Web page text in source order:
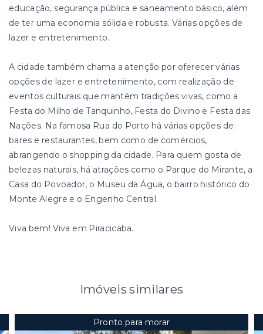
educação, segurança pública e saneamento básico, além
de ter uma economia sólida e robusta. Várias opções de
lazer e entretenimento.
A cidade também chama a atenção por oferecer várias
opções de lazer e entretenimento, com realização de
eventos culturais que mantêm tradições vivas, como a
Festa do Milho de Tanquinho, Festa do Divino e Festa das
Nações. Na famosa Rua do Porto há várias opções de
bares e restaurantes, bem como de comércios,
abrangendo o shopping da cidade. Para quem gosta de
belezas naturais, há atrações como o Parque do Mirante, a
Casa do Povoador, o Museu da Água, o bairro histórico do
Monte Alegre e o Engenho Central.
Viva bem! Viva em Piracicaba.
Imóveis similares
Pronto para morar